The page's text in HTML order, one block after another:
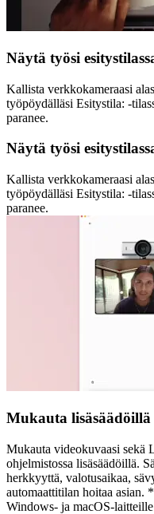
Näytä työsi
Kallista verkkokameraasi
työpöydälläsi Esitystila: -
paranee.
Näytä työsi
Kallista verkkokameraasi
työpöydälläsi Esitystila: -
paranee.
Mukauta lisäsäädöillä
Mukauta videokuvaasi sekä
ohjelmistossa lisäsäädöillä.
herkkyyttä, valotusaikaa,
automaattitilan hoitaa asian.
Windows- ja macOS-